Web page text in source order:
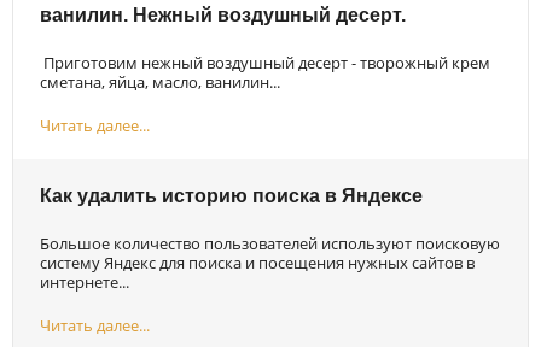
ванилин. Нежный воздушный десерт.
Приготовим нежный воздушный десерт - творожный крем
сметана, яйца, масло, ванилин...
Читать далее...
Как удалить историю поиска в Яндексе
Большое количество пользователей используют поисковую
систему Яндекс для поиска и посещения нужных сайтов в
интернете...
Читать далее...